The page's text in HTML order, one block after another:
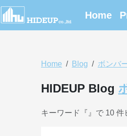
Home
Home Blog ボンバ
HIDEUP Blog
キーワード『 』で 10 件